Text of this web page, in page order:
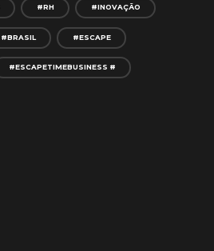
#RH #INOVAÇÃO
#BRASIL #ESCAPE
#ESCAPETIMEBUSINESS #